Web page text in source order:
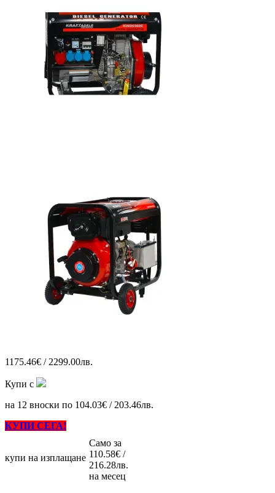
1175.46€ / 2299.00лв.
Купи с
на 12 вноски по 104.03€ / 203.46лв.
КУПИ СЕГА!
купи на изплащане
Само за
110.58€ /
216.28лв.
на месец